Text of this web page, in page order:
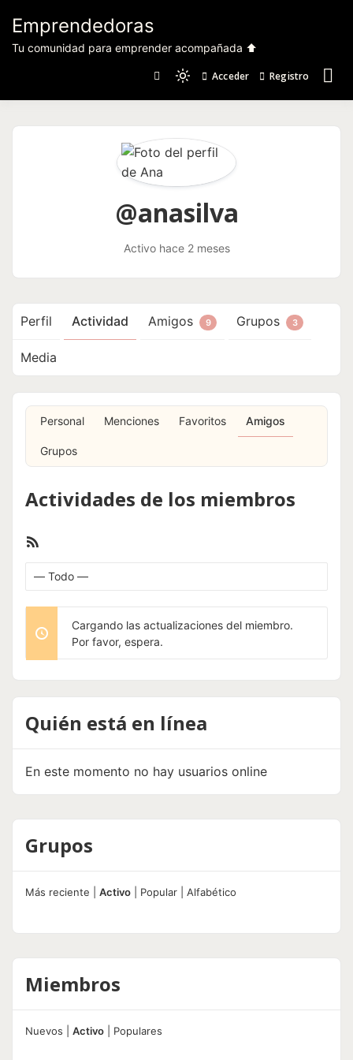
contenido
Emprendedoras
Tu comunidad para emprender acompañada ⬆️
Light
mode
to
switch
to
dark)
Acceder Registro
@anasilva
Activo hace 2 meses
Perfil Actividad Amigos 9 Grupos 3
Media
Personal Menciones Favoritos Amigos
Grupos
Actividades de los miembros
Cargando las actualizaciones del miembro.
Por favor, espera.
Quién está en línea
En este momento no hay usuarios online
Grupos
Más reciente Activo Popular Alfabético
Miembros
Nuevos Activo Populares